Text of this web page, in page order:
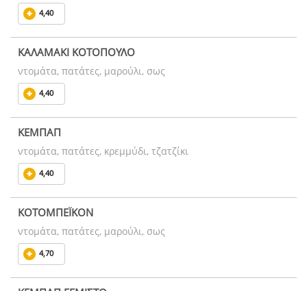
4,40
ΚΑΛΑΜΑΚΙ ΚΟΤΟΠΟΥΛΟ
ντομάτα, πατάτες, μαρούλι, σως
4,40
ΚΕΜΠΑΠ
ντομάτα, πατάτες, κρεμμύδι, τζατζίκι
4,40
ΚΟΤΟΜΠΕΪΚΟΝ
ντομάτα, πατάτες, μαρούλι, σως
4,70